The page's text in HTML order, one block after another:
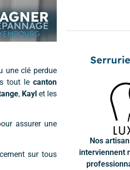
une clé perdue
tout le canton
, Kayl et les
assurer une
sur tous
Nos
interviennent